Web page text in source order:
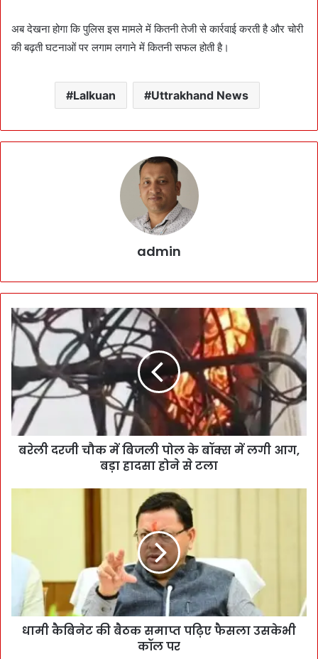
अब देखना होगा कि पुलिस इस मामले में कितनी तेजी से कार्रवाई करती है और चोरी
की बढ़ती घटनाओं पर लगाम लगाने में कितनी सफल होती है।
Lalkuan Uttrakhand News
admin
बरेली दरजी चौक में बिजली पोल के बॉक्स में लगी आग,
बड़ा हादसा होने से टला
धामी कैबिनेट की बैठक समाप्त पढ़िए फैसला उसकेभी
कॉल पर